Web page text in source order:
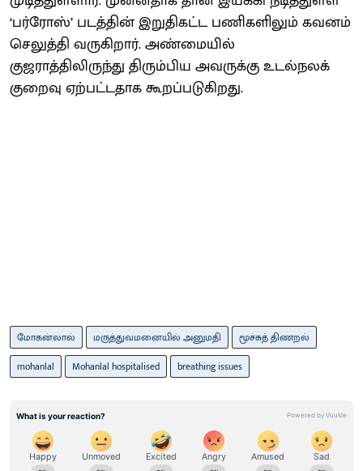
‘பர்ரோஸ்’ படத்தின் இறுதிகட்ட பணிகளிலும் கவனம்
செலுத்தி வருகிறார். அண்மையில்
குஜராத்திலிருந்து திரும்பிய அவருக்கு உடல்நலக்
குறைவு ஏற்பட்டதாக கூறப்படுகிறது.
மோகன்லால் மருத்துவமனையில் அனுமதி
மூச்சுத் திணறல்
mohanlal
Mohanlal hospitalised breathing issues